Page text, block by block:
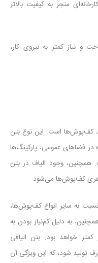
منجر به کیفیت بالاتر
و نیاز کمتر به نیروی کار،
کف‌پوش‌ها است. این نوع بتن
در فضاهای عمومی، پارکینگ‌ها
همچنین، وجود الیاف در بتن
کف‌پوش‌ها می‌شود.
به سایر انواع کف‌پوش‌ها،
به دلیل کم‌نیاز بودن به
خواهد بود. بتن الیافی
تولید شود، که این ویژگی آن